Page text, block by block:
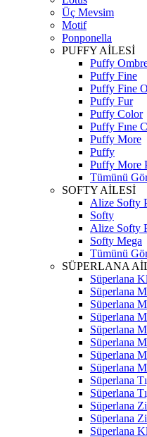
Üç Mevsim
Motif
Ponponella
PUFFY AİLESİ
Puffy
Puffy Fine
Puffy Fine
Puffy Fur
Puffy Color
Puffy Fıne
Puffy More
Puffy
Puffy More
Tümünü
SOFTY AİLESİ
Alize Softy
Softy
Alize Softy
Softy Mega
Tümünü
SÜPERLANA
Süperlana
Süperlana
Süperlana
Süperlana
Süperlana
Süperlana
Süperlana
Süperlana
Süperlana
Süperlana
Süperlana
Süperlana
Süperlana